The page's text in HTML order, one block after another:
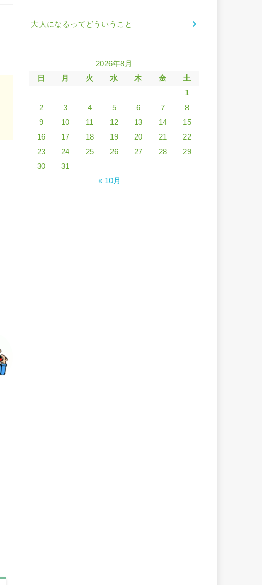
大人になるってどういうこと
2026年8月
日
月 火 水 木 金
土
1
2
3 4 5 6 7
8
9
10 11 12 13 14
15
16
17 18 19 20 21
22
23
24 25 26 27 28
29
30
31
« 10月